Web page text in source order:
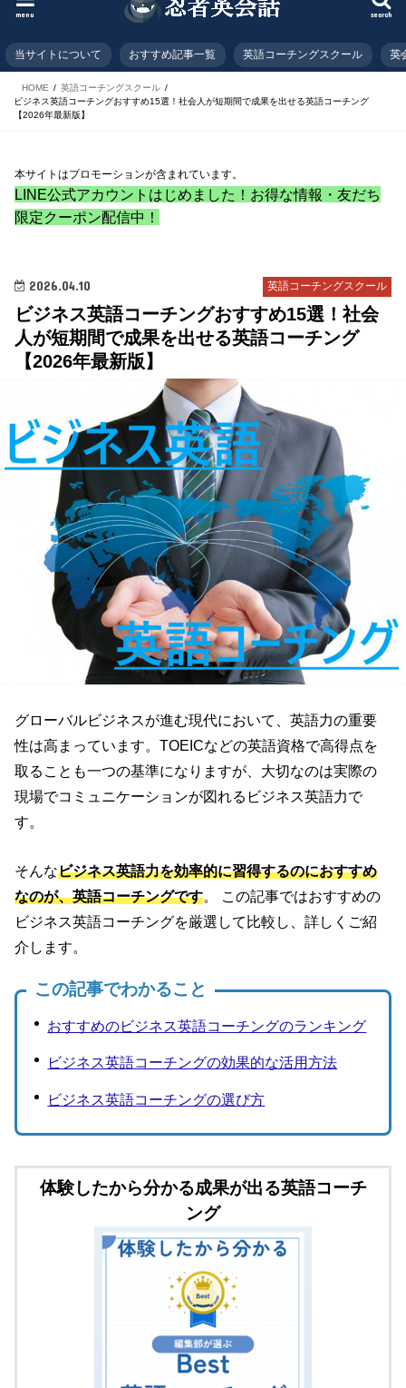
search
menu
当サイトについて おすすめ記事一覧 英語コーチングスクール 英
HOME
英語コーチングスクール
ビジネス英語コーチングおすすめ15選！社会人が短期間で成果を出せる英語コーチング
【2026年最新版】
本サイトはプロモーションが含まれています。
LINE公式アカウントはじめました！お得な情報・友だち
限定クーポン配信中！
英語コーチングスクール
2026.04.10
ビジネス英語コーチングおすすめ15選！社会
人が短期間で成果を出せる英語コーチング
【2026年最新版】
グローバルビジネスが進む現代において、英語力の重要
性は高まっています。TOEICなどの英語資格で高得点を
取ることも一つの基準になりますが、大切なのは実際の
現場でコミュニケーションが図れるビジネス英語力で
す。
そんなビジネス英語力を効率的に習得するのにおすすめ
なのが、英語コーチングです。 この記事ではおすすめの
ビジネス英語コーチングを厳選して比較し、詳しくご紹
介します。
この記事でわかること
おすすめのビジネス英語コーチングのランキング
ビジネス英語コーチングの効果的な活用方法
ビジネス英語コーチングの選び方
体験したから分かる成果が出る英語コーチ
ング